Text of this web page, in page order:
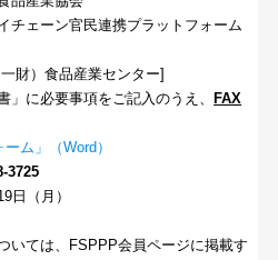
官民連携プラットフォーム
品産業センター]
に必要事項をご記入のうえ、
FAX
ム」（Word）
3725
日（月）
いては、FSPPP会員ページに掲載す